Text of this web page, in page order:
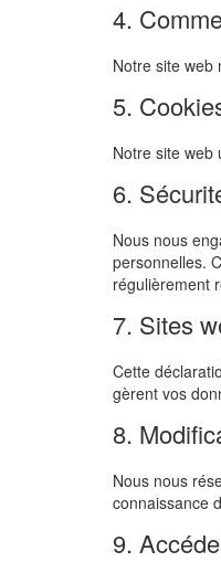
4.
Notre site web
5.
Notre site web
6.
Nous nous
personnelles.
régulièrement
7. Sites
Cette
gèrent vos
8.
Nous nous
connaissance
9.